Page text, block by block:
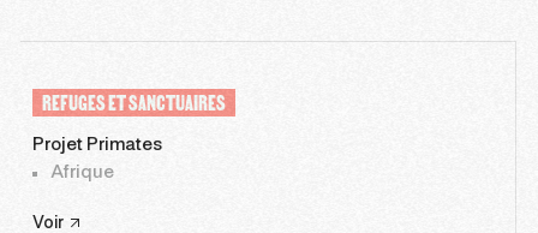
REFUGES ET SANCTUAIRES
Projet Primates
Afrique
Voir